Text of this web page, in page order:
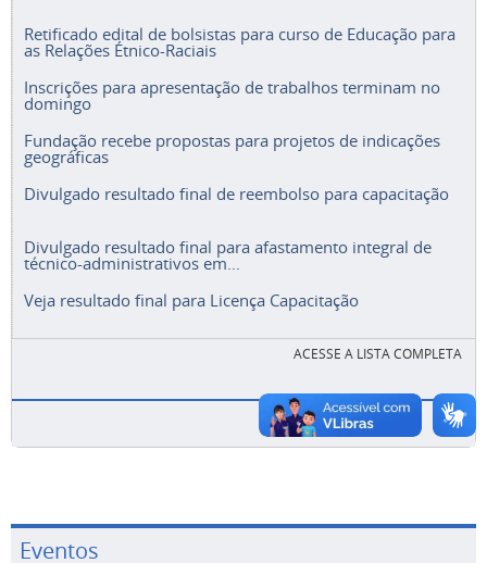
Retificado edital de bolsistas para curso de Educação para
as Relações Étnico-Raciais
Inscrições para apresentação de trabalhos terminam no
domingo
Fundação recebe propostas para projetos de indicações
geográficas
Divulgado resultado final de reembolso para capacitação
Divulgado resultado final para afastamento integral de
técnico-administrativos em...
Veja resultado final para Licença Capacitação
ACESSE A LISTA COMPLETA
Eventos